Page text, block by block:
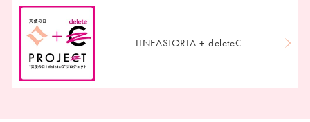
LINEASTORIA + deleteC